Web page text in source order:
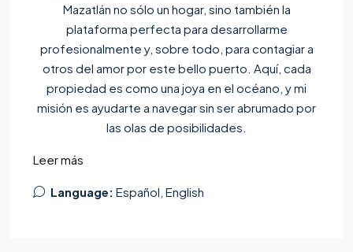
Mazatlán no sólo un hogar, sino también la
plataforma perfecta para desarrollarme
profesionalmente y, sobre todo, para contagiar a
otros del amor por este bello puerto. Aquí, cada
propiedad es como una joya en el océano, y mi
misión es ayudarte a navegar sin ser abrumado por
las olas de posibilidades.
Leer más
Language: Español, English